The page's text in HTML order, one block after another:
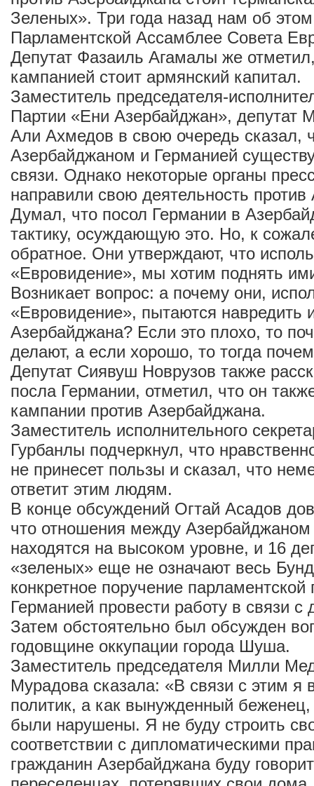
Зеленых». Три года назад нам об
Парламентской Ассамблее Совета
Депутат Фазаиль Агамалы же
кампанией стоит армянский капитал.
Заместитель председателя-
Партии «Ени Азербайджан», депутат
Али Ахмедов в свою очередь сказал,
Азербайджаном и Германией
связи. Однако некоторые органы
направили свою деятельность
Думал, что посол Германии в
тактику, осуждающую это. Но, к
обратное. Они утверждают, что
«Евровидение», мы хотим поднять
Возникает вопрос: а почему они,
«Евровидение», пытаются навредить
Азербайджана? Если это плохо, то
делают, а если хорошо, то тогда
Депутат Сиявуш Новрузов также
посла Германии, отметил, что он
кампании против Азербайджана.
Заместитель исполнительного
Гурбанлы подчеркнул, что
не принесет пользы и сказал, что
ответит этим людям.
В конце обсуждений Огтай Асадов
что отношения между
находятся на высоком уровне, и 16
«зеленых» еще не означают весь
конкретное поручение
Германией провести работу в связи
Затем обстоятельно был обсужден
годовщине оккупации города Шуша.
Заместитель председателя Милли
Мурадова сказала: «В связи с этим я
политик, а как вынужденный беженец,
были нарушены. Я не буду строить
соответствии с дипломатическими
гражданин Азербайджана буду